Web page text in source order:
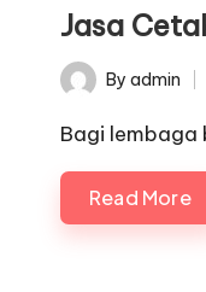
Jasa
Posted
by
By admin
Bagi lembaga
Read More